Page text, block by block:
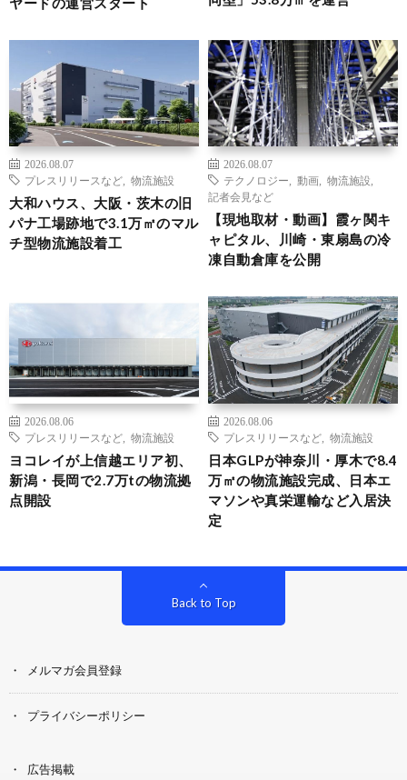
2026.08.07
プレスリリースなど
物流施設
大和ハウス、大阪・茨木の旧
パナ工場跡地で3.1万㎡のマル
チ型物流施設着工
2026.08.07
テクノロジー
動画 物流施設
記者会見など
【現地取材・動画】霞ヶ関キ
ャピタル、川崎・東扇島の冷
凍自動倉庫を公開
2026.08.06
プレスリリースなど
物流施設
ヨコレイが上信越エリア初、
新潟・長岡で2.7万tの物流拠
点開設
2026.08.06
プレスリリースなど
物流施設
日本GLPが神奈川・厚木で8.4
万㎡の物流施設完成、日本エ
マソンや真栄運輸など入居決
定
Back to Top
メルマガ会員登録
プライバシーポリシー
広告掲載